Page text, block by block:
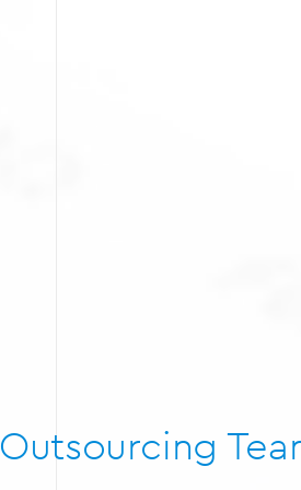
Outsourcing